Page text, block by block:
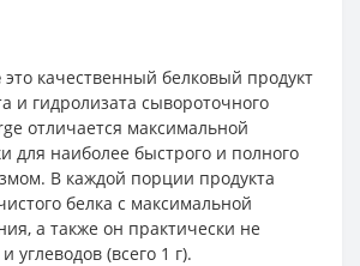
это качественный белковый продукт
и гидролизата сывороточного
отличается максимальной
для наиболее быстрого и полного
В каждой порции продукта
белка с максимальной
а также он практически не
углеводов (всего 1 г).